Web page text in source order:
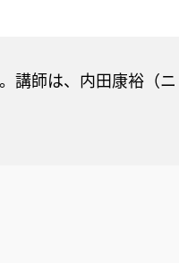
師は、内田康裕（ニ